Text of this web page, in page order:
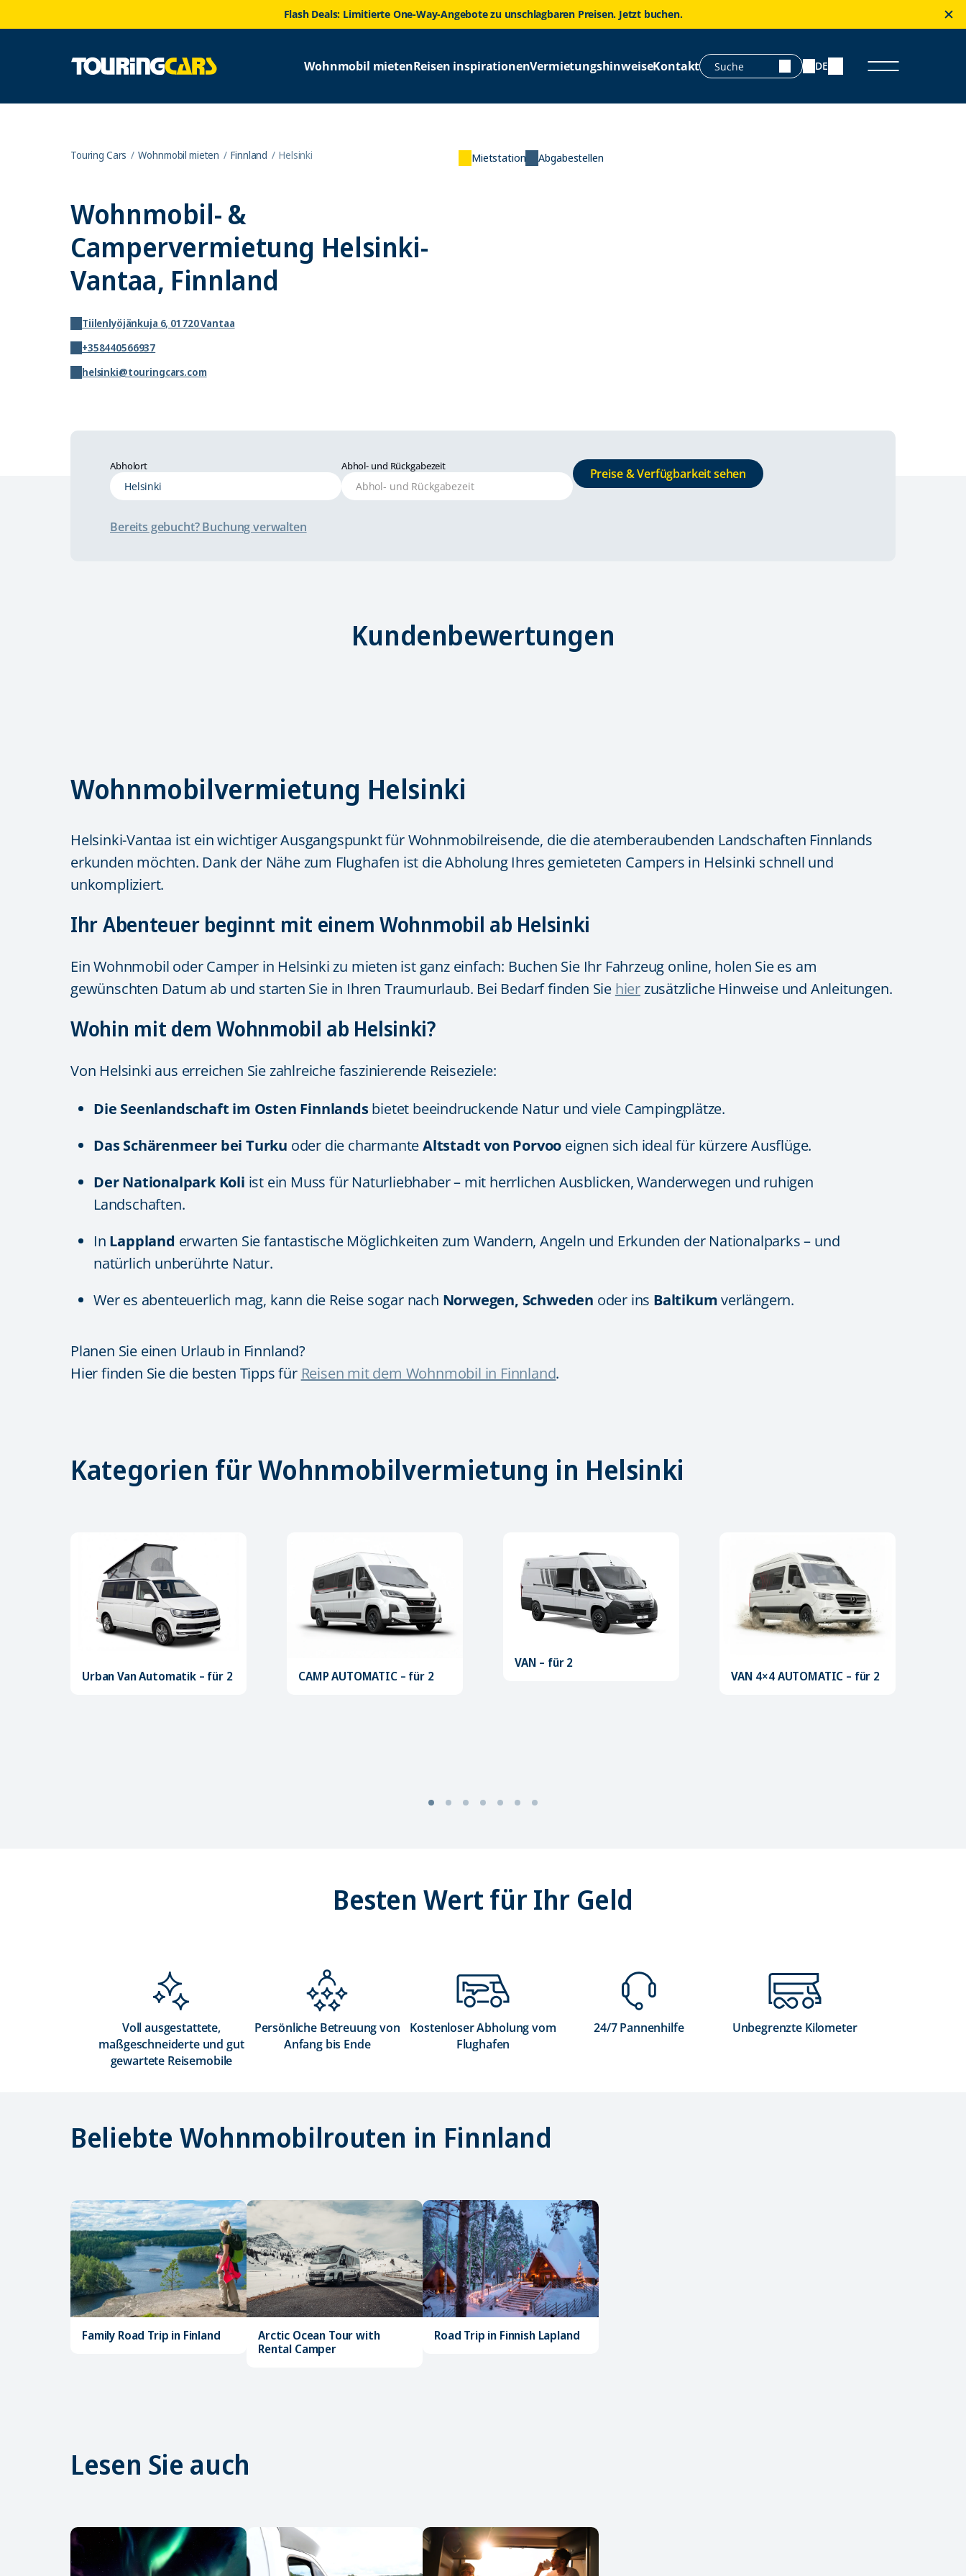
Flash Deals: Limitierte One-Way-Angebote zu unschlagbaren Preisen. Jetzt buchen.
Wohnmobil mietenReisen inspirationenVermietungshinweiseKontakt DE
Touring Cars Wohnmobil mieten Finnland Helsinki
Wohnmobil- &
Campervermietung Helsinki-
Vantaa, Finnland
Tiilenlyöjänkuja 6, 01720 Vantaa
+358440566937
helsinki@touringcars.com
Mietstation Abgabestellen
Abholort Abhol- und Rückgabezeit Preise & Verfügbarkeit sehen
Bereits gebucht? Buchung verwalten
Kundenbewertungen
Wohnmobilvermietung Helsinki
Helsinki-Vantaa ist ein wichtiger Ausgangspunkt für Wohnmobilreisende, die die atemberaubenden Landschaften Finnlands
erkunden möchten. Dank der Nähe zum Flughafen ist die Abholung Ihres gemieteten Campers in Helsinki schnell und
unkompliziert.
Ihr Abenteuer beginnt mit einem Wohnmobil ab Helsinki
Ein Wohnmobil oder Camper in Helsinki zu mieten ist ganz einfach: Buchen Sie Ihr Fahrzeug online, holen Sie es am
gewünschten Datum ab und starten Sie in Ihren Traumurlaub. Bei Bedarf finden Sie hierzusätzliche Hinweise und Anleitungen.
Wohin mit dem Wohnmobil ab Helsinki?
Von Helsinki aus erreichen Sie zahlreiche faszinierende Reiseziele:
Die Seenlandschaft im Osten Finnlandsbietet beeindruckende Natur und viele Campingplätze.
Das Schärenmeer bei Turku oder die charmanteAltstadt von Porvoo eignen sich ideal für kürzere Ausflüge.
Der Nationalpark Koli ist ein Muss für Naturliebhaber – mit herrlichen Ausblicken, Wanderwegen und ruhigen
Landschaften.
In Lappland erwarten Sie fantastische Möglichkeiten zum Wandern, Angeln und Erkunden der Nationalparks – und
natürlich unberührte Natur.
Wer es abenteuerlich mag, kann die Reise sogar nach Norwegen, Schweden oder ins Baltikumverlängern.
Planen Sie einen Urlaub in Finnland?
Hier finden Sie die besten Tipps für Reisen mit dem Wohnmobil in Finnland.
Kategorien für Wohnmobilvermietung in Helsinki
Urban Van Automatik – für 2 CAMP AUTOMATIC – für 2
VAN – für 2
VAN 4×4 AUTOMATIC – für 2
Besten Wert für Ihr Geld
Voll ausgestattete,
maßgeschneiderte und gut
gewartete Reisemobile
Persönliche Betreuung von
Anfang bis Ende
Kostenloser Abholung vom
Flughafen
24/7 Pannenhilfe Unbegrenzte Kilometer
Beliebte Wohnmobilrouten in Finnland
Family Road Trip in Finland
Arctic Ocean Tour with
Rental Camper
Road Trip in Finnish Lapland
Lesen Sie auch